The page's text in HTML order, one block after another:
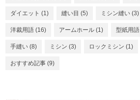
ダイエット (1) 縫い目 (5) ミシン縫い (3)
洋裁用語 (16) アームホール (1) 型紙用語
手縫い (8) ミシン (3) ロックミシン (1)
おすすめ記事 (9)